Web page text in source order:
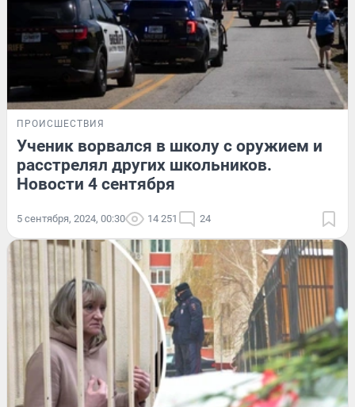
ПРОИСШЕСТВИЯ
Ученик ворвался в школу с оружием и
расстрелял других школьников.
Новости 4 сентября
5 сентября, 2024, 00:30 14 251 24